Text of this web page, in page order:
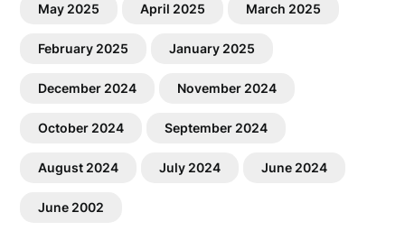
May 2025 April 2025 March 2025
February 2025 January 2025
December 2024 November 2024
October 2024 September 2024
August 2024 July 2024 June 2024
June 2002